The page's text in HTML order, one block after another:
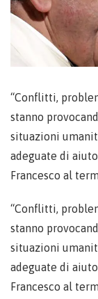
“Conflitti,
stanno
situazioni
adeguate di
Francesco al
“Conflitti,
stanno
situazioni
adeguate di
Francesco al